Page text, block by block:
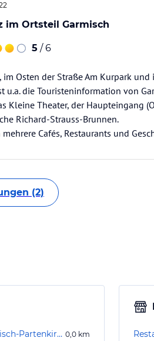
im Ortsteil Garmisch
5 / 6
Osten der Straße Am Kurpark und
u.a. die Touristeninformation von
Kleine Theater, der Haupteingang
Richard-Strauss-Brunnen.
Cafés, Restaurants und
(2)
Tourist Information Garmisch-Partenkirchen 0,0 km